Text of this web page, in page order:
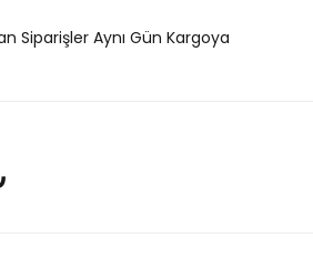
Siparişler Aynı Gün Kargoya